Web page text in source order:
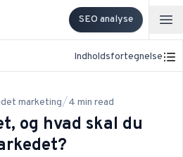
SEO analyse
Indholdsfortegnelse
marketing/4 min read
og hvad skal du